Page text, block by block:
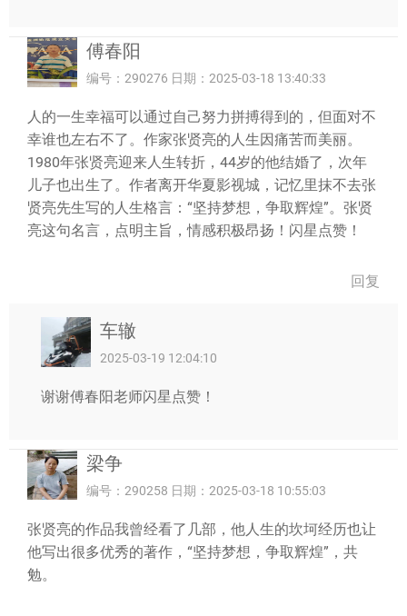
傅春阳
编号：290276 日期：2025-03-18 13:40:33
人的一生幸福可以通过自己努力拼搏得到的，但面对不
幸谁也左右不了。作家张贤亮的人生因痛苦而美丽。
1980年张贤亮迎来人生转折，44岁的他结婚了，次年
儿子也出生了。作者离开华夏影视城，记忆里抹不去张
贤亮先生写的人生格言：“坚持梦想，争取辉煌”。张贤
亮这句名言，点明主旨，情感积极昂扬！闪星点赞！
回复
车辙
2025-03-19 12:04:10
谢谢傅春阳老师闪星点赞！
梁争
编号：290258 日期：2025-03-18 10:55:03
张贤亮的作品我曾经看了几部，他人生的坎坷经历也让
他写出很多优秀的著作，“坚持梦想，争取辉煌”，共
勉。